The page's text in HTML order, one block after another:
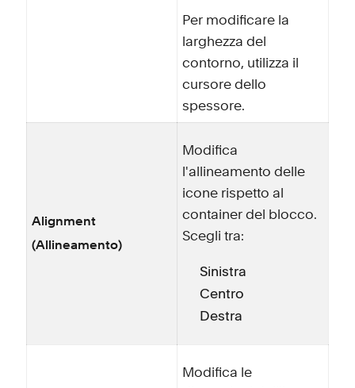
Per modificare la
larghezza del
contorno, utilizza il
cursore dello
spessore.
Alignment
(Allineamento)
Modifica
l'allineamento delle
icone rispetto al
container del blocco.
Scegli tra:
Sinistra
Centro
Destra
Modifica le